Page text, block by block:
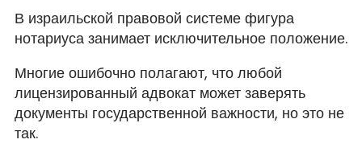
В израильской правовой системе фигура
нотариуса занимает исключительное положение.
Многие ошибочно полагают, что любой
лицензированный адвокат может заверять
документы государственной важности, но это не
так.